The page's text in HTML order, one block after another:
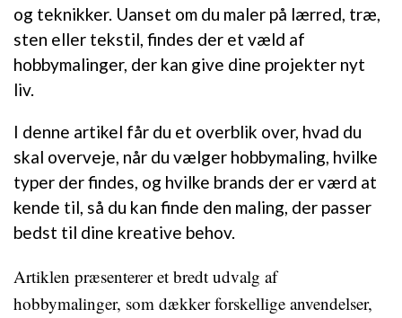
og teknikker. Uanset om du maler på lærred, træ,
sten eller tekstil, findes der et væld af
hobbymalinger, der kan give dine projekter nyt
liv.
I denne artikel får du et overblik over, hvad du
skal overveje, når du vælger hobbymaling, hvilke
typer der findes, og hvilke brands der er værd at
kende til, så du kan finde den maling, der passer
bedst til dine kreative behov.
Artiklen præsenterer et bredt udvalg af
hobbymalinger, som dækker forskellige anvendelser,